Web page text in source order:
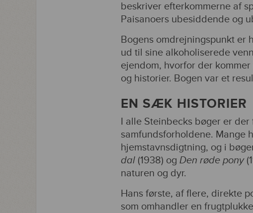
beskriver efterkommerne af
Paisanoers ubesiddende og
Bogens omdrejningspunkt er
ud til sine alkoholiserede
ejendom, hvorfor der
og historier. Bogen var et
EN SÆK HISTORIER
I alle Steinbecks bøger er
samfundsforholdene. Mange
hjemstavnsdigtning, og i
dal (1938) og Den røde pony
naturen og dyr.
Hans første, af flere, direkte
som omhandler en